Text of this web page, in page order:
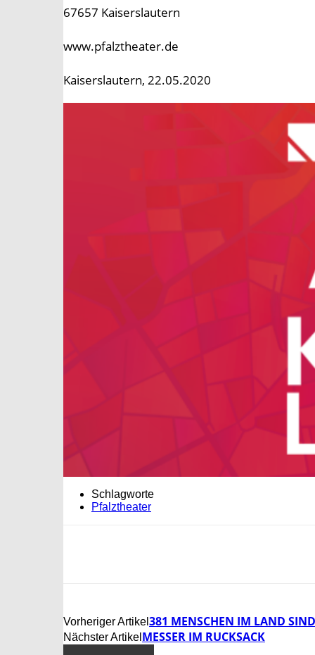
67657 Kaiserslautern
www.pfalztheater.de
Kaiserslautern, 22.05.2020
Schlagworte
Pfalztheater
Vorheriger Artikel 381 MENSCHEN IM LAND
Nächster Artikel MESSER IM RUCKSACK